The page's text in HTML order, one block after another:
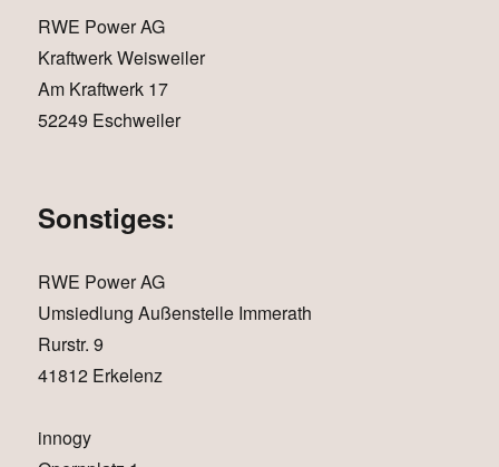
RWE Power AG
Kraftwerk Weisweiler
Am Kraftwerk 17
52249 Eschweiler
Sonstiges:
RWE Power AG
Umsiedlung Außenstelle Immerath
Rurstr. 9
41812 Erkelenz
innogy